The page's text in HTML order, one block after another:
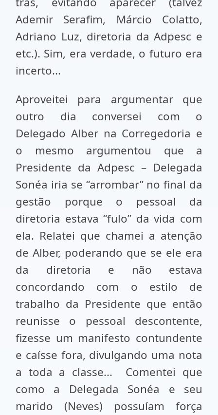
Ademir Serafim, Márcio Colatto,
Adriano Luz, diretoria da Adpesc e
etc.). Sim, era verdade, o futuro era
incerto...
Aproveitei para argumentar que
outro dia conversei com o
Delegado Alber na Corregedoria e
o mesmo argumentou que a
Presidente da Adpesc – Delegada
Sonéa iria se “arrombar” no final da
gestão porque o pessoal da
diretoria estava “fulo” da vida com
ela. Relatei que chamei a atenção
de Alber, poderando que se ele era
da diretoria e não estava
concordando com o estilo de
trabalho da Presidente que então
reunisse o pessoal descontente,
fizesse um manifesto contundente
e caísse fora, divulgando uma nota
a toda a classe... Comentei que
como a Delegada Sonéa e seu
marido (Neves) possuíam força